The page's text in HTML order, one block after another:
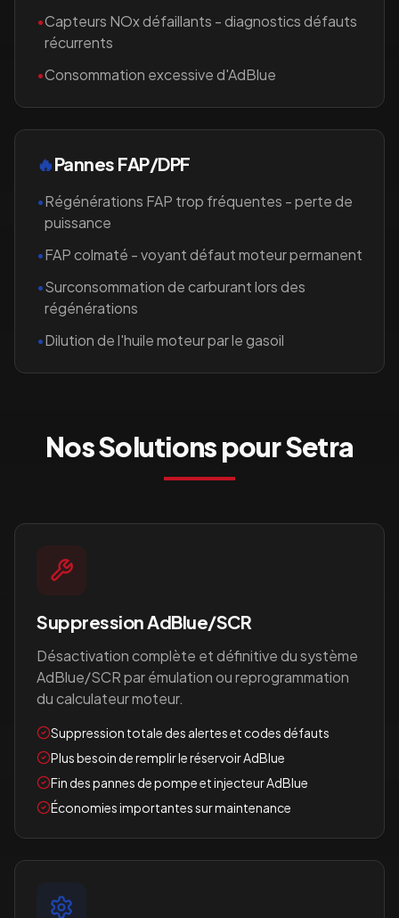
•Capteurs NOx défaillants - diagnostics défauts
récurrents
•Consommation excessive d'AdBlue
🔥Pannes FAP/DPF
•Régénérations FAP trop fréquentes - perte de
puissance
•FAP colmaté - voyant défaut moteur permanent
•Surconsommation de carburant lors des
régénérations
•Dilution de l'huile moteur par le gasoil
Nos Solutions pourSetra
Suppression AdBlue/SCR
Désactivation complète et définitive du système
AdBlue/SCR par émulation ou reprogrammation
du calculateur moteur.
Suppression totale des alertes et codes défauts
Plus besoin de remplir le réservoir AdBlue
Fin des pannes de pompe et injecteur AdBlue
Économies importantes sur maintenance